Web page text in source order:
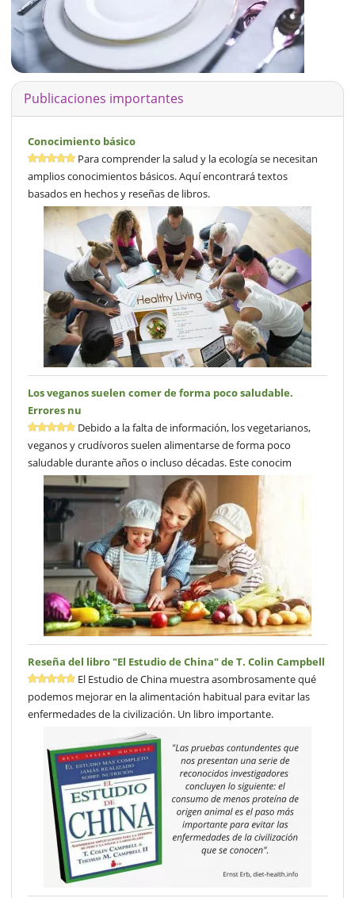
Publicaciones importantes
Conocimiento básico
Para comprender la salud y la ecología se necesitan
amplios conocimientos básicos. Aquí encontrará textos
basados en hechos y reseñas de libros.
Los veganos suelen comer de forma poco saludable.
Errores nu
Debido a la falta de información, los vegetarianos,
veganos y crudívoros suelen alimentarse de forma poco
saludable durante años o incluso décadas. Este conocim
Reseña del libro "El Estudio de China" de T. Colin Campbell
El Estudio de China muestra asombrosamente qué
podemos mejorar en la alimentación habitual para evitar las
enfermedades de la civilización. Un libro importante.